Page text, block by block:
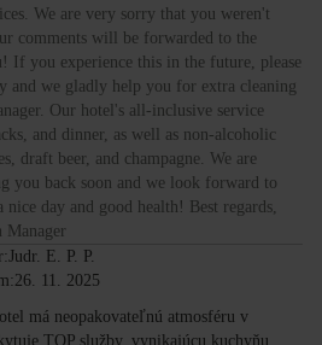
We are very sorry that you weren't
comments will be forwarded to the
If you experience this in the future, please
and we gladly help you for extra cleaning
Our hotel's all-inclusive service
and dinner, as well as non-alcoholic
draft beer, and champagne. We are
you back soon and we look forward to
day and good health! Best regards,
Manager
Judr. E. P. P.
26. 11. 2025
má neopakovateľnú atmosféru v
TOP služby, vynikajúcu kuchyňu,